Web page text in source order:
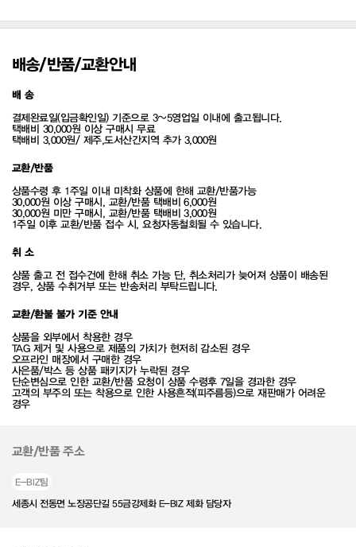
배송/반품/교환안내
배 송
결제완료일(입금확인일) 기준으로 3~5영업일 이내에 출고됩니다.
택배비 30,000원 이상 구매시 무료
택배비 3,000원/ 제주,도서산간지역 추가 3,000원
교환/반품
상품수령 후 1주일 이내 미착화 상품에 한해 교환/반품가능
30,000원 이상 구매시, 교환/반품 택배비 6,000원
30,000원 미만 구매시, 교환/반품 택배비 3,000원
1주일 이후 교환/반품 접수 시, 요청자동철회될 수 있습니다.
취 소
상품 출고 전 접수건에 한해 취소 가능 단, 취소처리가 늦어져 상품이 배송된
경우, 상품 수취거부 또는 반송처리 부탁드립니다.
교환/환불 불가 기준 안내
상품을 외부에서 착용한 경우
TAG 제거 및 사용으로 제품의 가치가 현저히 감소된 경우
오프라인 매장에서 구매한 경우
사은품/박스 등 상품 패키지가 누락된 경우
단순변심으로 인한 교환/반품 요청이 상품 수령후 7일을 경과한 경우
고객의 부주의 또는 착용으로 인한 사용흔적(피주름등)으로 재판매가 어려운
경우
교환/반품 주소
E-BIZ팀
세종시 전동면 노장공단길 55금강제화 E-BIZ 제화 담당자